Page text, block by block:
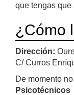
que tengas que
¿Cómo
Dirección:
C/ Curros
De momento